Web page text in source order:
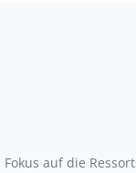
auf die